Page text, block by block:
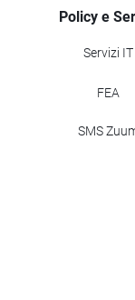
Policy e
Servizi IT
FEA
SMS